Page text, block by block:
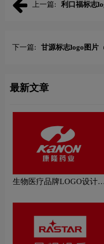
上一篇: 利口福标志
下一篇: 甘源标志logo图片
最新文章
生物医疗品牌LOGO设计理